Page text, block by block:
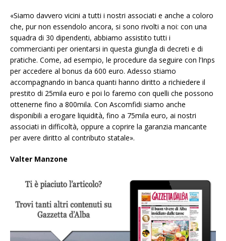
«Siamo davvero vicini a tutti i nostri associati e anche a coloro
che, pur non essendolo ancora, si sono rivolti a noi: con una
squadra di 30 dipendenti, abbiamo assistito tutti i
commercianti per orientarsi in questa giungla di decreti e di
pratiche. Come, ad esempio, le procedure da seguire con l’Inps
per accedere al bonus da 600 euro. Adesso stiamo
accompagnando in banca quanti hanno diritto a richiedere il
prestito di 25mila euro e poi lo faremo con quelli che possono
ottenerne fino a 800mila. Con Ascomfidi siamo anche
disponibili a erogare liquidità, fino a 75mila euro, ai nostri
associati in difficoltà, oppure a coprire la garanzia mancante
per avere diritto al contributo statale».
Valter Manzone